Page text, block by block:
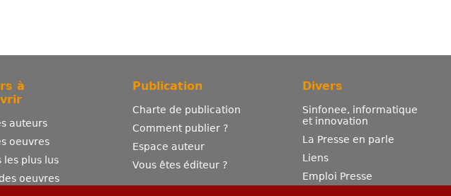
à
auteurs
oeuvres
les plus lus
oeuvres
Publication
Charte de publication
Comment publier ?
Espace auteur
Vous êtes éditeur ?
Divers
Sinfonee, informatique
et innovation
La Presse en parle
Liens
Emploi Presse